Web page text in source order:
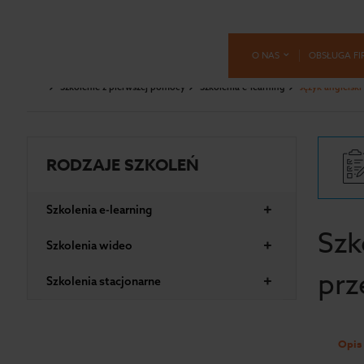
O NAS OBSŁUGA
Szkolenie z pierwszej pomocy Szkolenia e-learning Język angielski
RODZAJE SZKOLEŃ
+
Szkolenia e-learning
+
Szkolenia wideo
+
Szkolenia stacjonarne